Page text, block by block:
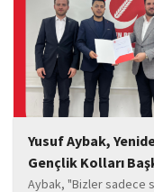
oyuncu Görkem Akyol...
Yusuf Aybak,
Gençlik Kolları
Aybak, "Bizler sadece